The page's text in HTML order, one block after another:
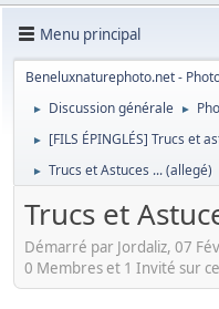
Menu principal
Beneluxnaturephoto.net -
► Discussion générale ►
► [FILS ÉPINGLÉS] Trucs et
► Trucs et Astuces ... (allegé)
Trucs et
Démarré par Jordaliz, 07
0 Membres et 1 Invité sur